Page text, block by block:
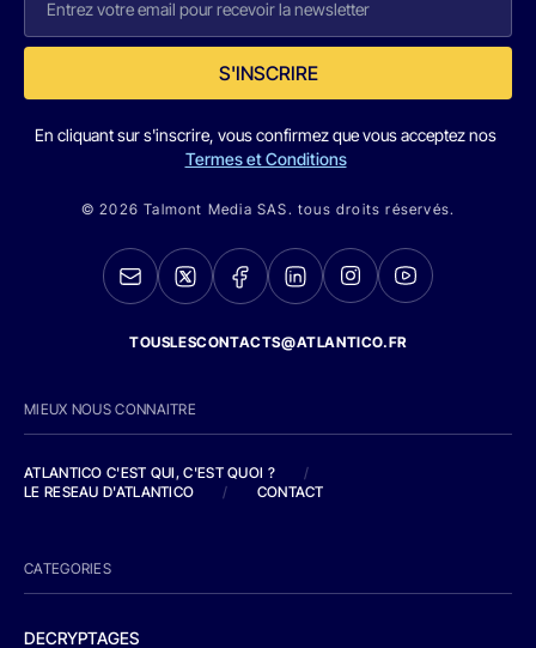
S'INSCRIRE
En cliquant sur s'inscrire, vous confirmez que vous acceptez nos
Termes et Conditions
© 2026 Talmont Media SAS. tous droits réservés.
TOUSLESCONTACTS@ATLANTICO.FR
MIEUX NOUS CONNAITRE
ATLANTICO C'EST QUI, C'EST QUOI ?
/
LE RESEAU D'ATLANTICO
/ CONTACT
CATEGORIES
DECRYPTAGES